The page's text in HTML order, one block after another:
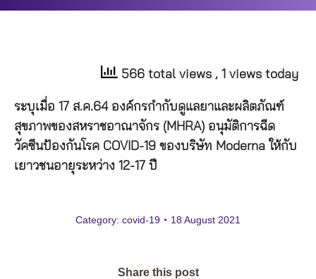
566 total views , 1 views today
ระบุเมื่อ 17 ส.ค.64 องค์กรกำกับดูแลยาและผลิตภัณฑ์
สุขภาพของสหราชอาณาจักร (MHRA) อนุมัติการฉีด
วัคซีนป้องกันโรค COVID-19 ของบริษัท Moderna ให้กับ
เยาวชนอายุระหว่าง 12-17 ปี
Category: covid-19 18 August 2021
Share this post